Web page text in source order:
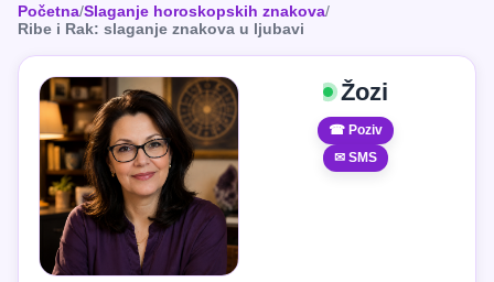
Početna/Slaganje horoskopskih znakova/
Ribe i Rak: slaganje znakova u ljubavi
Žozi
☎ Poziv
✉ SMS